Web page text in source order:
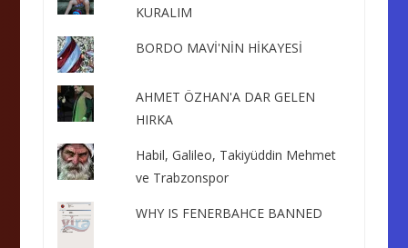
KURALIM
BORDO MAVİ'NİN HİKAYESİ
AHMET ÖZHAN'A DAR GELEN
HIRKA
Habil, Galileo, Takiyüddin Mehmet
ve Trabzonspor
WHY IS FENERBAHCE BANNED